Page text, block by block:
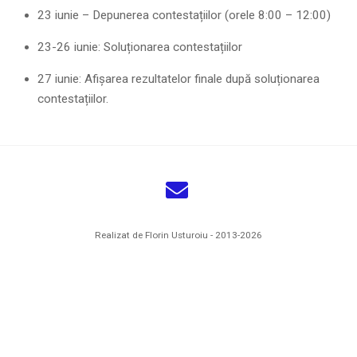
23 iunie – Depunerea contestațiilor (orele 8:00 – 12:00)
23-26 iunie: Soluționarea contestațiilor
27 iunie: Afișarea rezultatelor finale după soluționarea
contestațiilor.
Realizat de Florin Usturoiu - 2013-2026